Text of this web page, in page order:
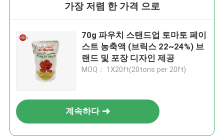
가장 저렴 한 가격 으로
70g 파우치 스탠드업 토마토 페이
스트 농축액 (브릭스 22~24%) 브
랜드 및 포장 디자인 제공
MOQ： 1X20ft(20tons per 20ft)
계속하다